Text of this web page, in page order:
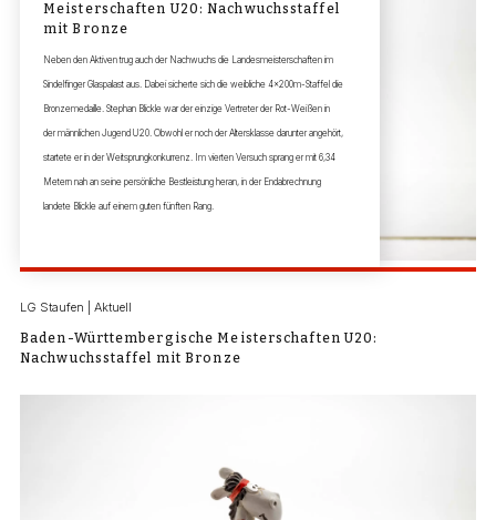
Meisterschaften U20: Nachwuchsstaffel
mit Bronze
Neben den Aktiven trug auch der Nachwuchs die Landesmeisterschaften im
Sindelfinger Glaspalast aus. Dabei sicherte sich die weibliche 4x200m-Staffel die
Bronzemedaille. Stephan Blickle war der einzige Vertreter der Rot-Weißen in
der männlichen Jugend U20. Obwohl er noch der Altersklasse darunter angehört,
startete er in der Weitsprungkonkurrenz. Im vierten Versuch sprang er mit 6,34
Metern nah an seine persönliche Bestleistung heran, in der Endabrechnung
landete Blickle auf einem guten fünften Rang.
LG Staufen | Aktuell
Baden-Württembergische Meisterschaften U20:
Nachwuchsstaffel mit Bronze